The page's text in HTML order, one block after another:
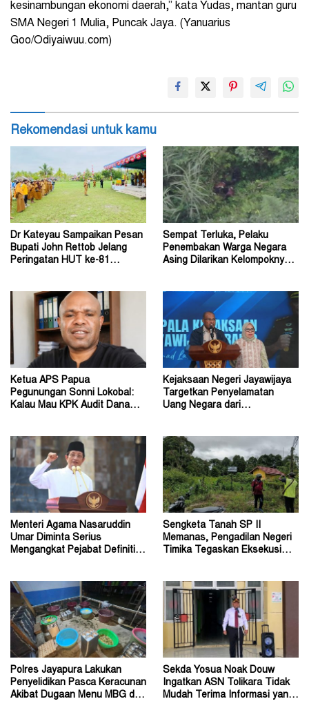
kesinambungan ekonomi daerah,” kata Yudas, mantan guru
SMA Negeri 1 Mulia, Puncak Jaya. (Yanuarius
Goo/Odiyaiwuu.com)
Rekomendasi untuk kamu
Dr Kateyau Sampaikan Pesan
Bupati John Rettob Jelang
Peringatan HUT ke-81
Sempat Terluka, Pelaku
Penembakan Warga Negara
Asing Dilarikan Kelompoknya
Ketua APS Papua
Pegunungan Sonni Lokobal:
Kalau Mau KPK Audit Dana
Kejaksaan Negeri Jayawijaya
Targetkan Penyelamatan
Uang Negara dari
Menteri Agama Nasaruddin
Umar Diminta Serius
Mengangkat Pejabat Definitif
Sengketa Tanah SP II
Memanas, Pengadilan Negeri
Timika Tegaskan Eksekusi
Polres Jayapura Lakukan
Penyelidikan Pasca Keracunan
Akibat Dugaan Menu MBG di
Sekda Yosua Noak Douw
Ingatkan ASN Tolikara Tidak
Mudah Terima Informasi yang